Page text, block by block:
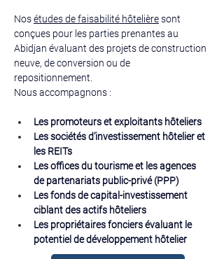
Nos études de faisabilité hôtelière sont
conçues pour les parties prenantes au
Abidjan évaluant des projets de construction
neuve, de conversion ou de
repositionnement.
Nous accompagnons :
Les promoteurs et exploitants hôteliers
Les sociétés d’investissement hôtelier et
les REITs
Les offices du tourisme et les agences
de partenariats public-privé (PPP)
Les fonds de capital-investissement
ciblant des actifs hôteliers
Les propriétaires fonciers évaluant le
potentiel de développement hôtelier